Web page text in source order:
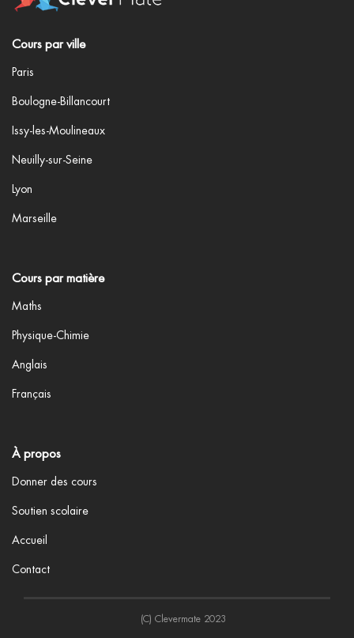
Cours par ville
Paris
Boulogne-Billancourt
Issy-les-Moulineaux
Neuilly-sur-Seine
Lyon
Marseille
Cours par matière
Maths
Physique-Chimie
Anglais
Français
À propos
Donner des cours
Soutien scolaire
Accueil
Contact
(C) Clevermate 2023